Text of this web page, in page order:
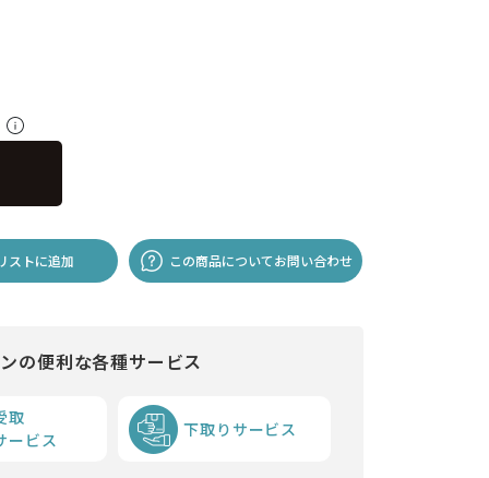
ストに追加 この商品についてお問い合わせ
の便利な各種サービス
取
ービス
下取りサービス